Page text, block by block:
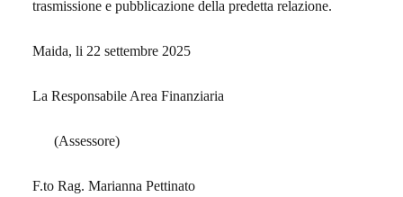
trasmissione e pubblicazione della predetta relazione.
Maida, li 22 settembre 2025
La Responsabile Area Finanziaria
(Assessore)
F.to Rag. Marianna Pettinato